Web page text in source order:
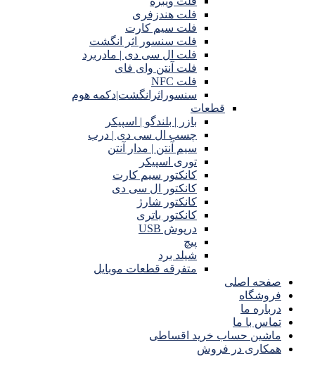
فلت هندزفری
فلت سیم کارت
فلت سنسور اثر انگشت
فلت ال سی دی | مادربرد
فلت آنتن وای فای
فلت NFC
سنسوراثرانگشت|دکمه هوم
قطعات
بازر | بلندگو | اسپیکر
چسب ال سی دی | درب
سیم آنتن | مدار آنتن
توری اسپیکر
کانکتور سیم کارت
کانکتور ال سی دی
کانکتور شارژ
کانکتور باتری
درپوش USB
پیچ
شیلد برد
متفرقه قطعات موبایل
صفحه اصلی
فروشگاه
درباره ما
تماس با ما
ماشین حساب خرید اقساطی
همکاری در فروش